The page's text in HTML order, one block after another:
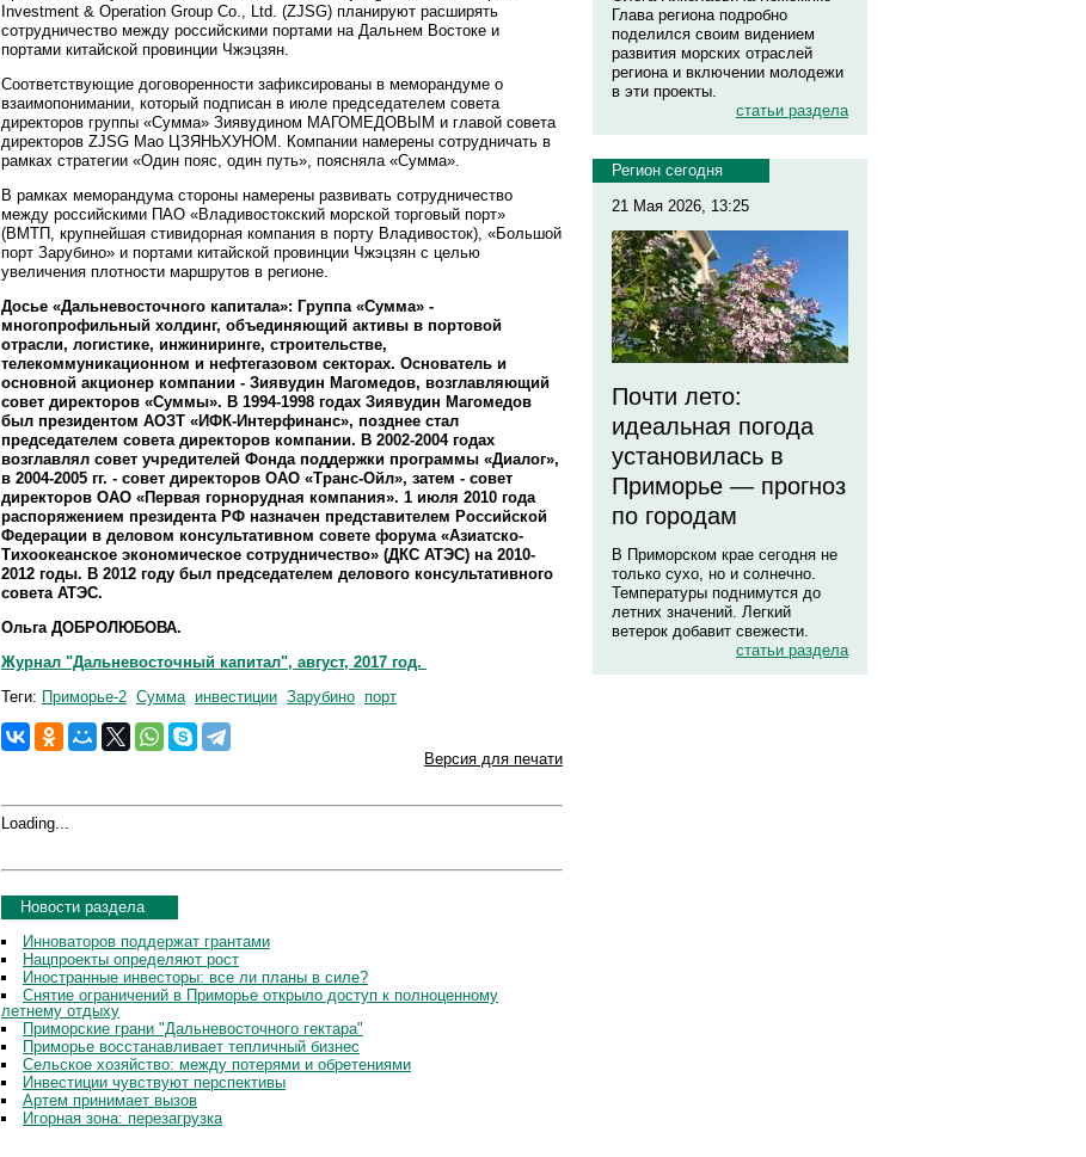
Investment & Operation Group Co., Ltd. (ZJSG) планируют расширять
сотрудничество между российскими портами на Дальнем Востоке и
портами китайской провинции Чжэцзян.
Соответствующие договоренности зафиксированы в меморандуме о
взаимопонимании, который подписан в июле председателем совета
директоров группы «Сумма» Зиявудином МАГОМЕДОВЫМ и главой совета
директоров ZJSG Мао ЦЗЯНЬХУНОМ. Компании намерены сотрудничать в
рамках стратегии «Один пояс, один путь», поясняла «Сумма».
В рамках меморандума стороны намерены развивать сотрудничество
между российскими ПАО «Владивостокский морской торговый порт»
(ВМТП, крупнейшая стивидорная компания в порту Владивосток), «Большой
порт Зарубино» и портами китайской провинции Чжэцзян с целью
увеличения плотности маршрутов в регионе.
Досье «Дальневосточного капитала»: Группа «Сумма» -
многопрофильный холдинг, объединяющий активы в портовой
отрасли, логистике, инжиниринге, строительстве,
телекоммуникационном и нефтегазовом секторах. Основатель и
основной акционер компании - Зиявудин Магомедов, возглавляющий
совет директоров «Суммы». В 1994-1998 годах Зиявудин Магомедов
был президентом АОЗТ «ИФК-Интерфинанс», позднее стал
председателем совета директоров компании. В 2002-2004 годах
возглавлял совет учредителей Фонда поддержки программы «Диалог»,
в 2004-2005 гг. - совет директоров ОАО «Транс-Ойл», затем - совет
директоров ОАО «Первая горнорудная компания». 1 июля 2010 года
распоряжением президента РФ назначен представителем Российской
Федерации в деловом консультативном совете форума «Азиатско-
Тихоокеанское экономическое сотрудничество» (ДКС АТЭС) на 2010-
2012 годы. В 2012 году был председателем делового консультативного
совета АТЭС.
Ольга ДОБРОЛЮБОВА.
Журнал "Дальневосточный капитал", август, 2017 год.
Теги: Приморье-2 Сумма инвестиции Зарубино порт
Версия для печати
Loading...
Новости раздела
Инноваторов поддержат грантами
Нацпроекты определяют рост
Иностранные инвесторы: все ли планы в силе?
Снятие ограничений в Приморье открыло доступ к полноценному
летнему отдыху
Приморские грани "Дальневосточного гектара"
Приморье восстанавливает тепличный бизнес
Сельское хозяйство: между потерями и обретениями
Инвестиции чувствуют перспективы
Артем принимает вызов
Игорная зона: перезагрузка
Глава региона подробно
поделился своим видением
развития морских отраслей
региона и включении молодежи
в эти проекты.
статьи раздела
Регион сегодня
21 Мая 2026, 13:25
Почти лето:
идеальная погода
установилась в
Приморье — прогноз
по городам
В Приморском крае сегодня не
только сухо, но и солнечно.
Температуры поднимутся до
летних значений. Легкий
ветерок добавит свежести.
статьи раздела